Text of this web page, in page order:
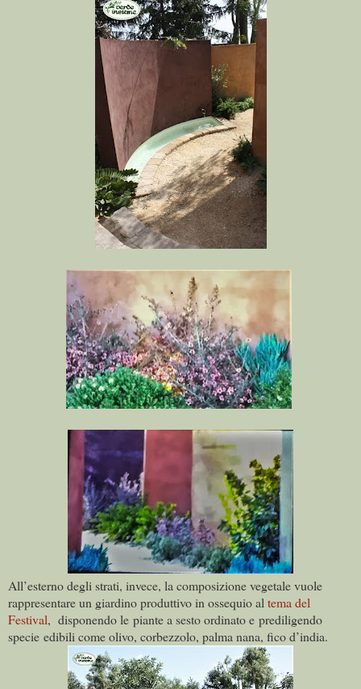
All’esterno degli strati, invece, la composizione vegetale vuole
rappresentare un giardino produttivo in ossequio al tema del
Festival, disponendo le piante a sesto ordinato e prediligendo
specie edibili come olivo, corbezzolo, palma nana, fico d’india.